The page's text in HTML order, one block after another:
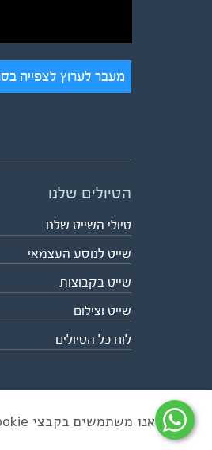
מעבר לערוץ לצפייה
הטיולים שלנו
טיולי השייט שלנו
שייט לנוסע העצמאי
שייט בקבוצות
שייט וצילום
לוח כל הטיולים
כל הזכויות שמורות לאקו טיולי שטח |
אנו משתמשים בקבצי Cookie לשיפור חוויית הגלישה ולניתוח שימוש באתר